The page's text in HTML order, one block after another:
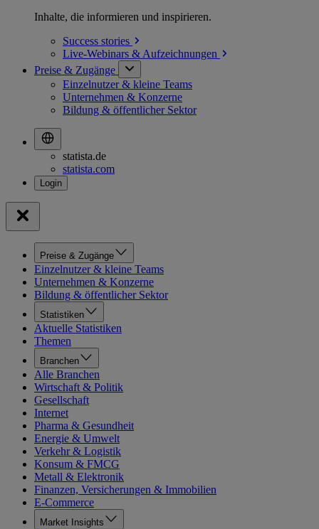
Inhalte, die informieren und inspirieren.
Success stories
Live-Webinars & Aufzeichnungen
Preise & Zugänge
Einzelnutzer & kleine Teams
Unternehmen & Konzerne
Bildung & öffentlicher Sektor
statista.de
statista.com
Preise & Zugänge
Einzelnutzer & kleine Teams
Unternehmen & Konzerne
Bildung & öffentlicher Sektor
Statistiken
Aktuelle Statistiken
Themen
Branchen
Alle Branchen
Wirtschaft & Politik
Gesellschaft
Internet
Pharma & Gesundheit
Energie & Umwelt
Verkehr & Logistik
Konsum & FMCG
Metall & Elektronik
Finanzen, Versicherungen & Immobilien
E-Commerce
Market Insights